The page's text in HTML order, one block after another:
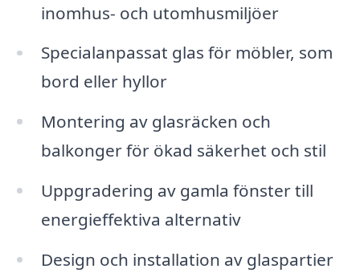
inomhus- och utomhusmiljöer
Specialanpassat glas för möbler, som
bord eller hyllor
Montering av glasräcken och
balkonger för ökad säkerhet och stil
Uppgradering av gamla fönster till
energieffektiva alternativ
Design och installation av glaspartier